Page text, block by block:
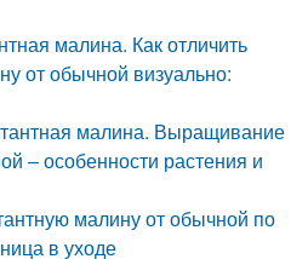
малина. Как отличить
от обычной визуально:
малина. Выращивание
– особенности растения и
малину от обычной по
в уходе